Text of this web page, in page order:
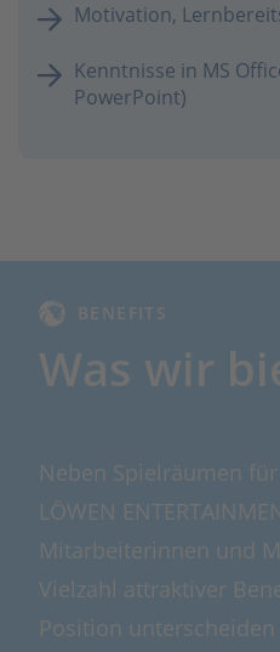
Motivation,
Kenntnisse in MS
PowerPoint)
BENEFITS
Was wir
Neben Spielräumen
LÖWEN
Mitarbeiterinnen und
Vielzahl attraktiver
Position